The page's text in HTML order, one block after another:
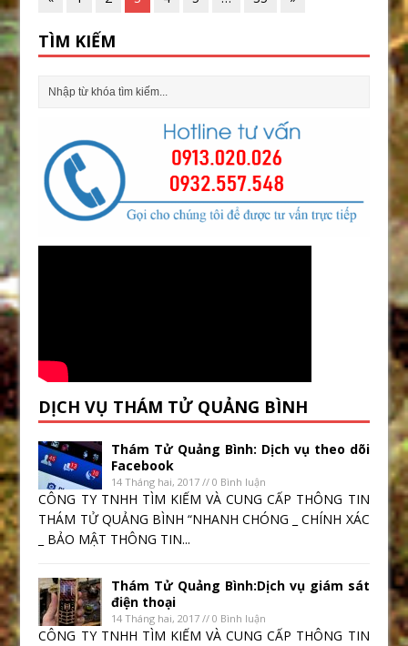
TÌM KIẾM
DỊCH VỤ THÁM TỬ QUẢNG BÌNH
Thám Tử Quảng Bình: Dịch vụ theo dõi
Facebook
14 Tháng hai, 2017 // 0 Bình luận
CÔNG TY TNHH TÌM KIẾM VÀ CUNG CẤP THÔNG TIN
THÁM TỬ QUẢNG BÌNH “NHANH CHÓNG _ CHÍNH XÁC
_ BẢO MẬT THÔNG TIN...
Thám Tử Quảng Bình:Dịch vụ giám sát
điện thoại
14 Tháng hai, 2017 // 0 Bình luận
CÔNG TY TNHH TÌM KIẾM VÀ CUNG CẤP THÔNG TIN